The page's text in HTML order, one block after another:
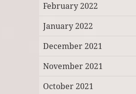
February 2022
January 2022
December 2021
November 2021
October 2021